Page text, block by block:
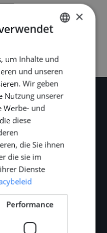
(oder sind
Gehalt, einem
Zusatzleistungen (wie
bieten wir vor allem
ENGLISH
×
um Inhalte und
und unseren
Wir geben
Nutzung unserer
Werbe- und
diese
die Sie ihnen
die sie im
Dienste
Performance